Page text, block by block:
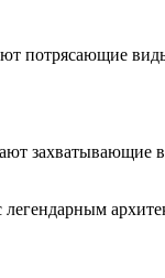
потрясающие
захватывающие
легендарным